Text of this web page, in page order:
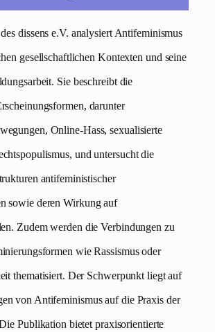
dissens e.V. analysiert Antifeminismus
gesellschaftlichen Kontexten und seine
Sie beschreibt die
darunter
Online-Hass, sexualisierte
und untersucht die
antifeministischer
sowie deren Wirkung auf
Zudem werden die Verbindungen zu
wie Rassismus oder
thematisiert. Der Schwerpunkt liegt auf
von Antifeminismus auf die Praxis der
Publikation bietet praxisorientierte